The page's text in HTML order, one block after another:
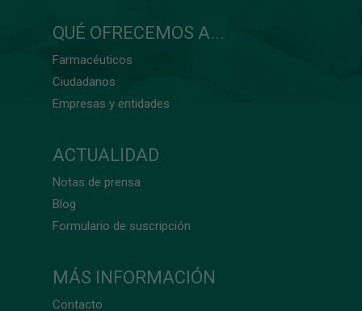
QUÉ OFRECEMOS A...
Farmacéuticos
Ciudadanos
Empresas y entidades
ACTUALIDAD
Notas de prensa
Blog
Formulario de suscripción
MÁS INFORMACIÓN
Contacto